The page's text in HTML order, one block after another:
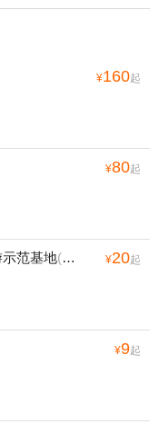
¥160起
¥80起
范基地(4A) ¥20起
¥9起